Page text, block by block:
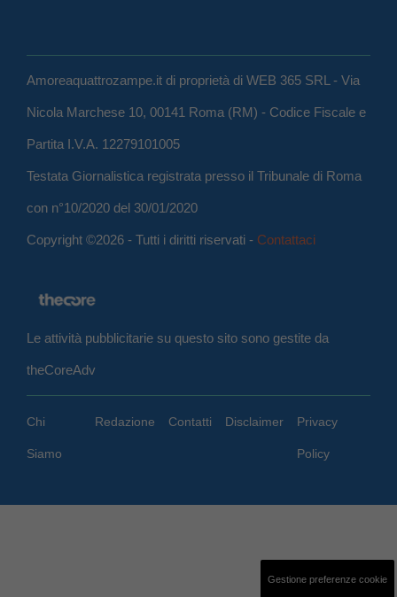
Amoreaquattrozampe.it di proprietà di WEB 365 SRL - Via
Nicola Marchese 10, 00141 Roma (RM) - Codice Fiscale e
Partita I.V.A. 12279101005
Testata Giornalistica registrata presso il Tribunale di Roma
con n°10/2020 del 30/01/2020
Copyright ©2026 - Tutti i diritti riservati - Contattaci
Le attività pubblicitarie su questo sito sono gestite da
theCoreAdv
Chi
Siamo
Redazione Contatti Disclaimer Privacy
Policy
Gestione preferenze cookie